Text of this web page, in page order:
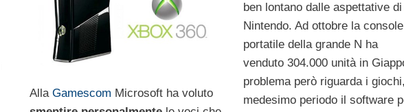
ben lontano dalle aspettative di
Nintendo. Ad ottobre la console
portatile della grande N ha
venduto 304.000 unità in
problema però riguarda i
medesimo periodo il software
Alla Gamescom Microsoft ha voluto